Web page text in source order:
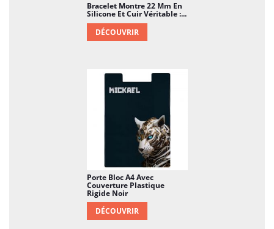
Bracelet Montre 22 Mm En
Silicone Et Cuir Véritable :...
DÉCOUVRIR
Porte Bloc A4 Avec
Couverture Plastique
Rigide Noir
DÉCOUVRIR